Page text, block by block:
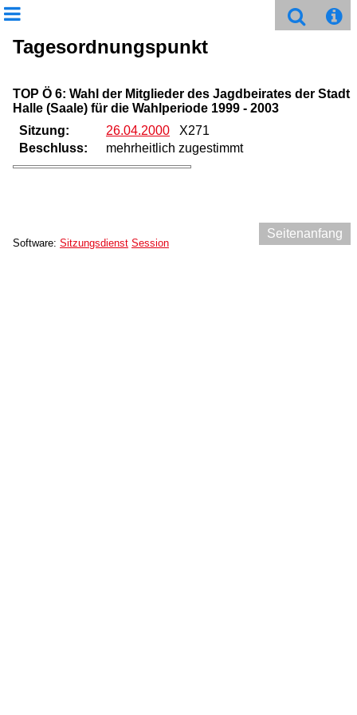
Tagesordnungspunkt
TOP Ö 6: Wahl der Mitglieder des Jagdbeirates der Stadt
Halle (Saale) für die Wahlperiode 1999 - 2003
Sitzung:
26.04.2000 X271
Beschluss:
mehrheitlich zugestimmt
Seitenanfang
Software: Sitzungsdienst Session